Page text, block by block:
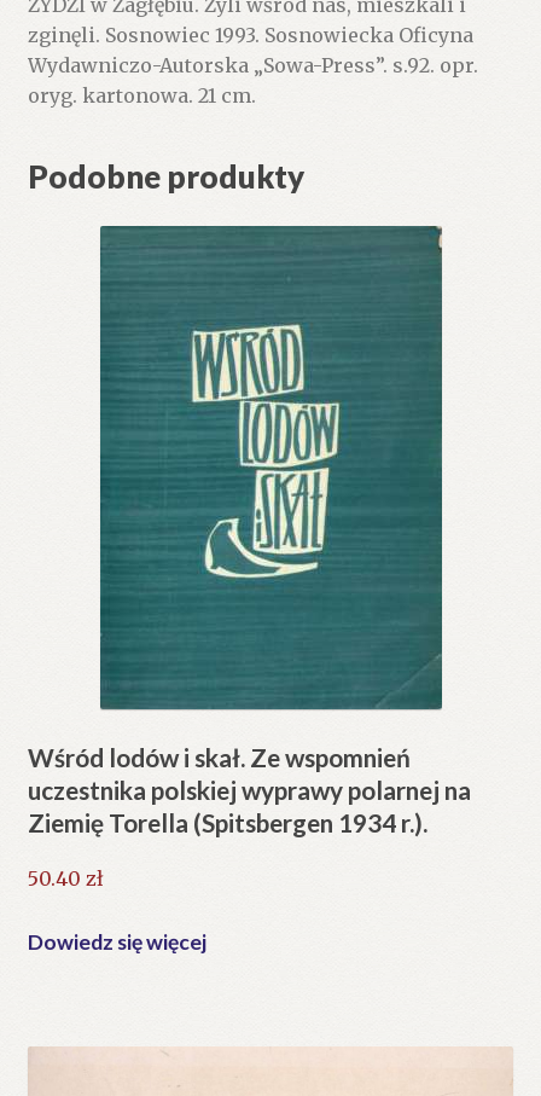
zginęli. Sosnowiec 1993. Sosnowiecka Oficyna
Wydawniczo-Autorska „Sowa-Press”. s.92. opr.
oryg. kartonowa. 21 cm.
Podobne produkty
Wśród lodów i skał. Ze wspomnień
uczestnika polskiej wyprawy polarnej na
Ziemię Torella (Spitsbergen 1934 r.).
50.40 zł
Dowiedz się więcej